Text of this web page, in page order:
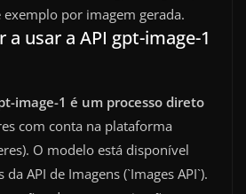
por imagem gerada.
a usar a API gpt-image-1
image-1 é um processo direto
com conta na plataforma
O modelo está disponível
API de Imagens (`Images API`).